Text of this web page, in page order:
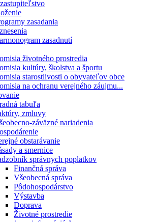
zasadania
zasadnutí
životného prostredia
kultúry, školstva a športu
starostlivosti o obyvateľov obce
na ochranu verejného záujmu...
tabuľa
zmluvy
záväzné nariadenia
obstarávanie
a smernice
správnych poplatkov
Finančná správa
Všeobecná správa
Pôdohospodárstvo
Výstavba
Doprava
Životné prostredie